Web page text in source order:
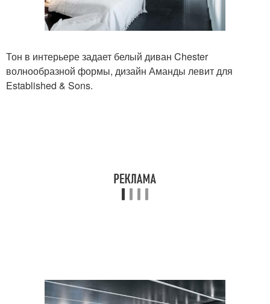
Тон в интерьере задает белый диван Chester
волнообразной формы, дизайн Аманды левит для
Established & Sons.